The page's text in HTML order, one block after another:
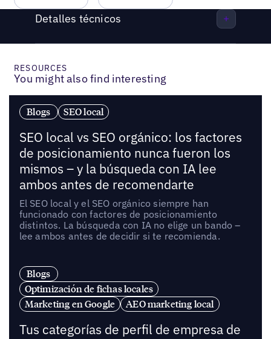
Detalles técnicos
RESOURCES
You might also find interesting
Blogs SEO local
SEO local vs SEO orgánico: los factores
de posicionamiento nunca fueron los
mismos – y la búsqueda con IA lee
ambos antes de recomendarte
El SEO local y el SEO orgánico siempre han
funcionado con factores de posicionamiento
distintos. La búsqueda con IA no elige un bando –
lee ambos antes de decidir si te recomienda.
Blogs
Optimización de fichas locales
Marketing en Google
AEO marketing local
Tus categorías de perfil de empresa de